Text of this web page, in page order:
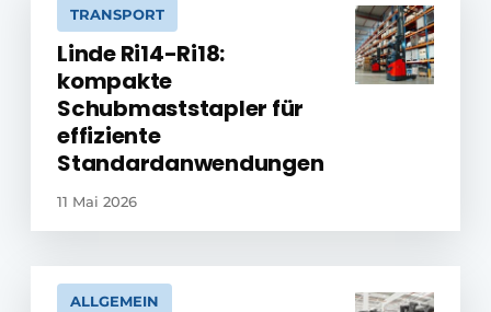
TRANSPORT
Linde Ri14-Ri18:
kompakte
Schubmaststapler für
effiziente
Standardanwendungen
11 Mai 2026
ALLGEMEIN